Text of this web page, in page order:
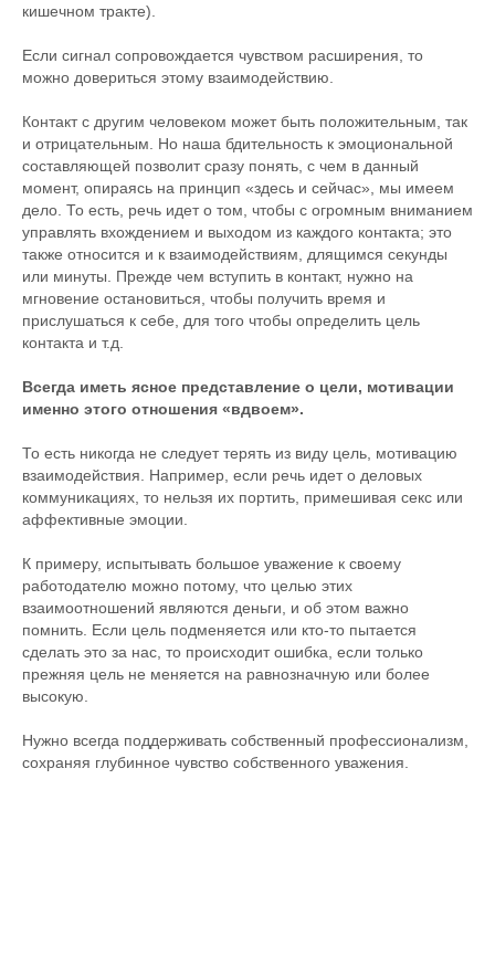
кишечном тракте).
Если сигнал сопровождается чувством расширения, то
можно довериться этому взаимодействию.
Контакт с другим человеком может быть положительным, так
и отрицательным. Но наша бдительность к эмоциональной
составляющей позволит сразу понять, с чем в данный
момент, опираясь на принцип «здесь и сейчас», мы имеем
дело. То есть, речь идет о том, чтобы с огромным вниманием
управлять вхождением и выходом из каждого контакта; это
также относится и к взаимодействиям, длящимся секунды
или минуты. Прежде чем вступить в контакт, нужно на
мгновение остановиться, чтобы получить время и
прислушаться к себе, для того чтобы определить цель
контакта и т.д.
Всегда иметь ясное представление о цели, мотивации
именно этого отношения «вдвоем».
То есть никогда не следует терять из виду цель, мотивацию
взаимодействия. Например, если речь идет о деловых
коммуникациях, то нельзя их портить, примешивая секс или
аффективные эмоции.
К примеру, испытывать большое уважение к своему
работодателю можно потому, что целью этих
взаимоотношений являются деньги, и об этом важно
помнить. Если цель подменяется или кто-то пытается
сделать это за нас, то происходит ошибка, если только
прежняя цель не меняется на равнозначную или более
высокую.
Нужно всегда поддерживать собственный профессионализм,
сохраняя глубинное чувство собственного уважения.